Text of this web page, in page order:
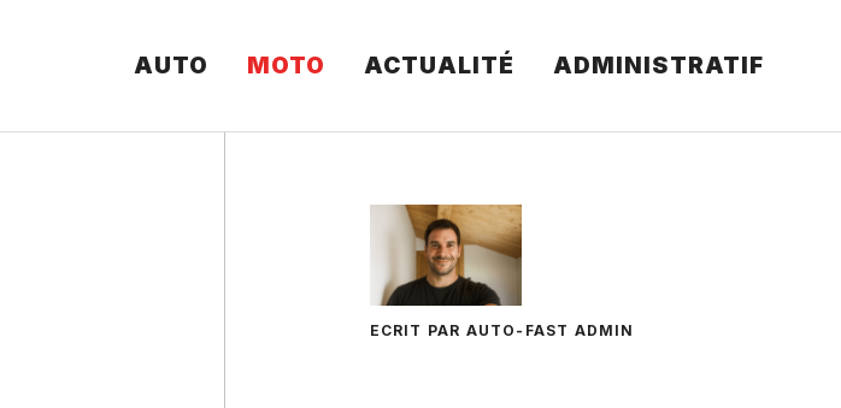
AUTO MOTO ACTUALITÉ ADMINISTRATIF
ECRIT PAR AUTO-FAST ADMIN